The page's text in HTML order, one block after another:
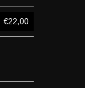
€22,00